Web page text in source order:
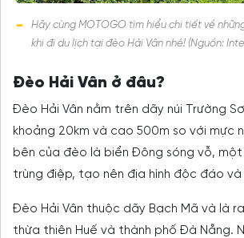
Hãy cùng MOTOGO tìm hiểu chi tiết về
khi đi du lịch tại đèo Hải Vân nhé! (Nguồn:
Đèo Hải Vân ở đâu?
Đèo Hải Vân nằm trên dãy núi Trường
khoảng 20km và cao 500m so với mực
bên của đèo là biển Đông sóng vỗ, một
trùng điệp, tạo nên địa hình độc đáo
Đèo Hải Vân thuộc dãy Bạch Mã và là
thừa thiên Huế và thành phố Đà Nẵng.